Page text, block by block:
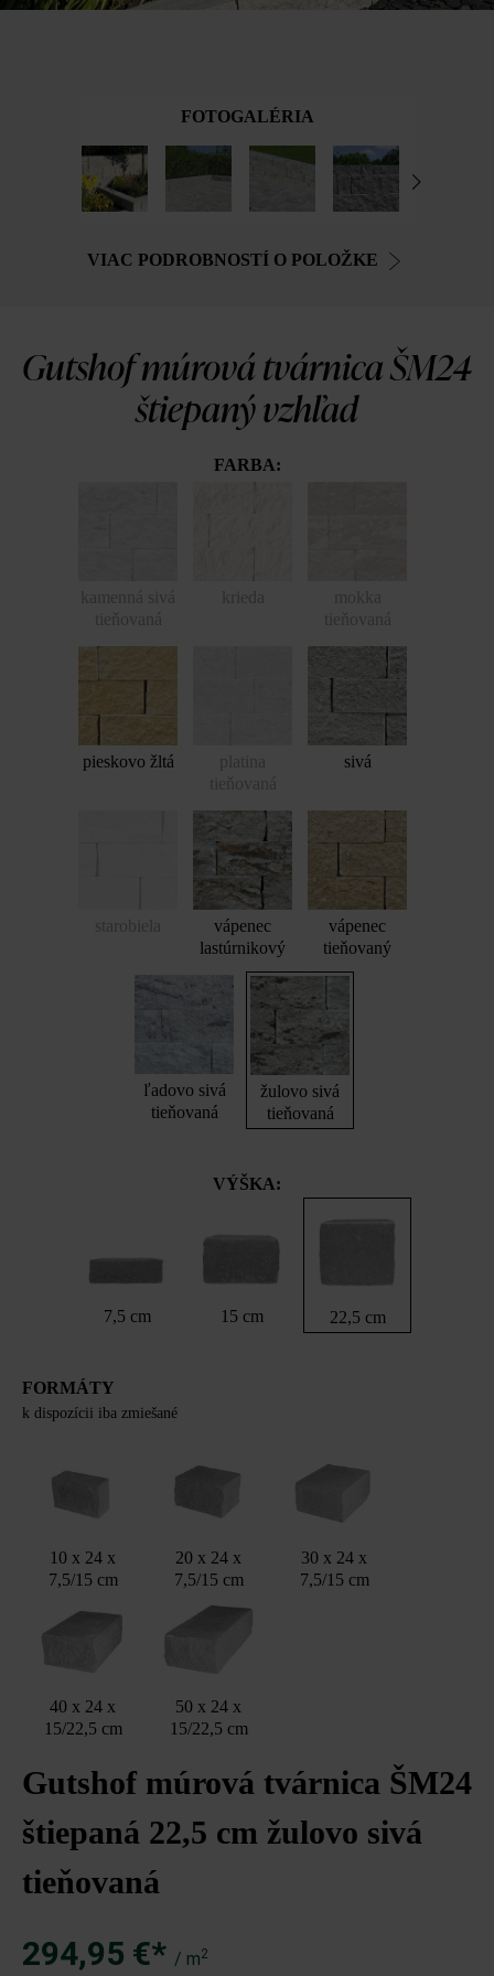
FOTOGALÉRIA
VIAC PODROBNOSTÍ O POLOŽKE
Gutshof múrová tvárnica ŠM24
štiepaný vzhľad
FARBA:
pieskovo žltá sivá
vápenec
lastúrnikový
vápenec
tieňovaný
ľadovo sivá
tieňovaná
žulovo sivá
tieňovaná
VÝŠKA:
7,5 cm 15 cm 22,5 cm
FORMÁTY
k dispozícii iba zmiešané
10 x 24 x
7,5/15 cm
20 x 24 x
7,5/15 cm
30 x 24 x
7,5/15 cm
40 x 24 x
15/22,5 cm
50 x 24 x
15/22,5 cm
Gutshof múrová tvárnica ŠM24
štiepaná 22,5 cm žulovo sivá
tieňovaná
294,95 €* / m2